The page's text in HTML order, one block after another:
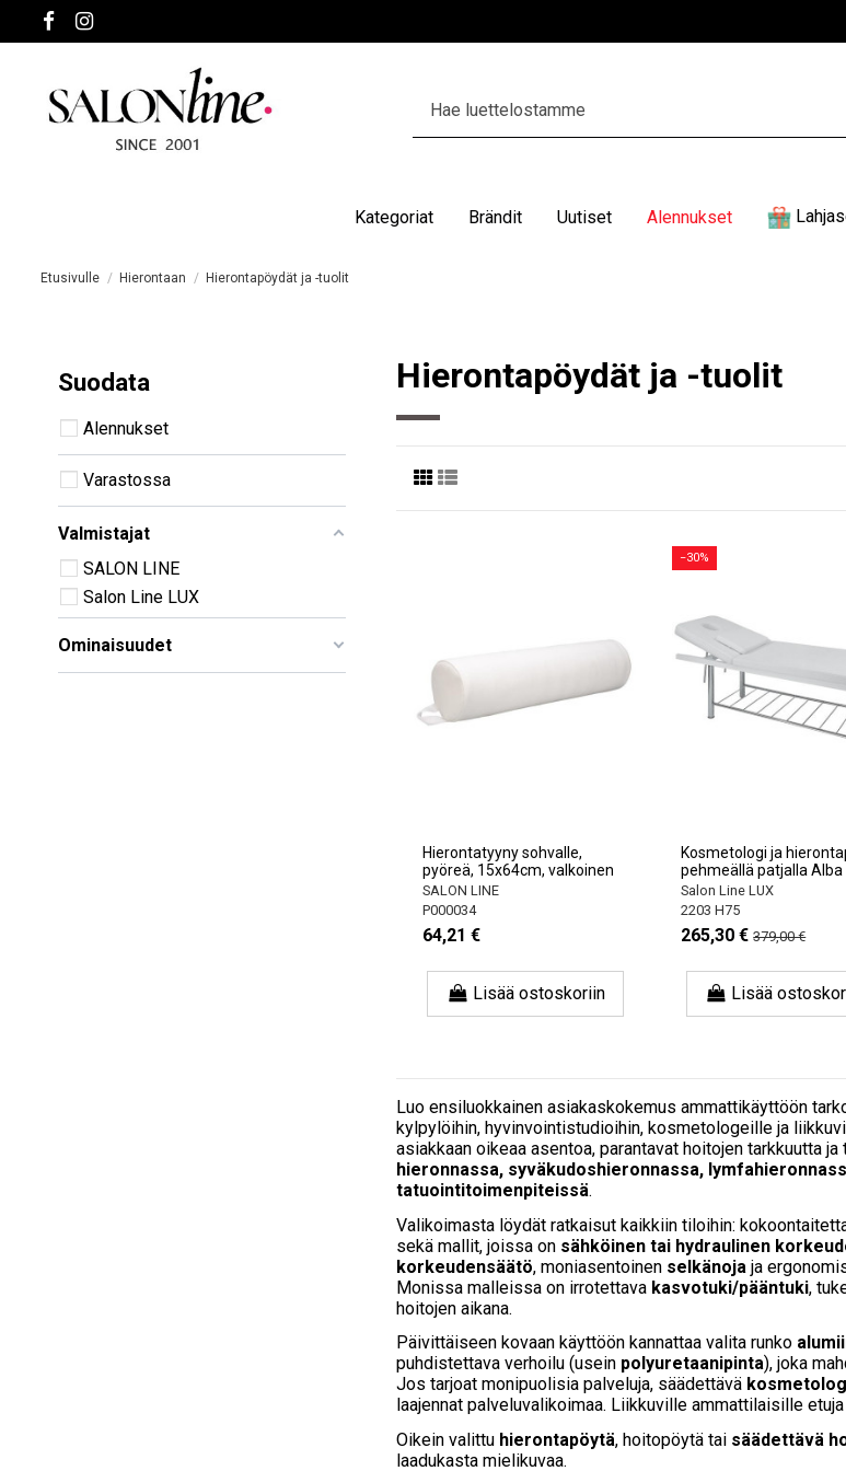
Kategoriat Brändit Uutiset Alennukset
Etusivulle Hierontaan Hierontapöydät ja -tuolit
Hierontapöydät ja -tuolit
Hierontatyyny sohvalle,
pyöreä, 15x64cm, valkoinen
SALON LINE
P000034
64,21 €
Lisää ostoskoriin
−30%
Kosmetologi ja
pehmeällä patjalla Alba
Salon Line LUX
2203 H75
265,30 € 379,00 €
Lisää
Luo ensiluokkainen asiakaskokemus ammattikäyttöön
kylpylöihin, hyvinvointistudioihin, kosmetologeille ja
asiakkaan oikeaa asentoa, parantavat hoitojen tarkkuutta
hieronnassa, syväkudoshieronnassa,
tatuointitoimenpiteissä.
Valikoimasta löydät ratkaisut kaikkiin tiloihin:
sekä mallit, joissa on sähköinen tai hydraulinen
korkeudensäätö, moniasentoinen selkänoja ja
Monissa malleissa on irrotettava kasvotuki/pääntuki,
hoitojen aikana.
Päivittäiseen kovaan käyttöön kannattaa valita runko
puhdistettava verhoilu (usein polyuretaanipinta), joka
Jos tarjoat monipuolisia palveluja, säädettävä
laajennat palveluvalikoimaa. Liikkuville ammattilaisille
Oikein valittu hierontapöytä, hoitopöytä tai säädettävä
laadukasta mielikuvaa.
Suodata
Alennukset
Varastossa
Valmistajat
SALON LINE
Salon Line LUX
Ominaisuudet